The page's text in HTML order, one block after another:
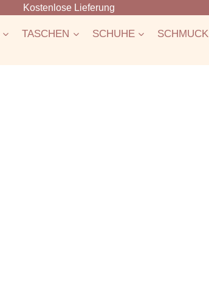
Kostenlose Lieferung
TASCHEN SCHUHE SCHMUCK